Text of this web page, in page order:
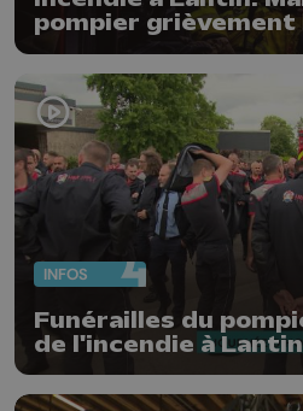
pompier
INFOS
Funérailles du
de l'incendie à Lantin